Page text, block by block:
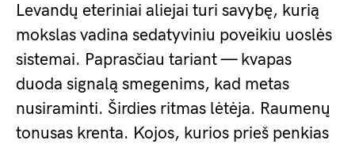
Levandų eteriniai aliejai turi savybę, kurią
mokslas vadina sedatyviniu poveikiu uoslės
sistemai. Paprasčiau tariant — kvapas
duoda signalą smegenims, kad metas
nusiraminti. Širdies ritmas lėtėja. Raumenų
tonusas krenta. Kojos, kurios prieš penkias